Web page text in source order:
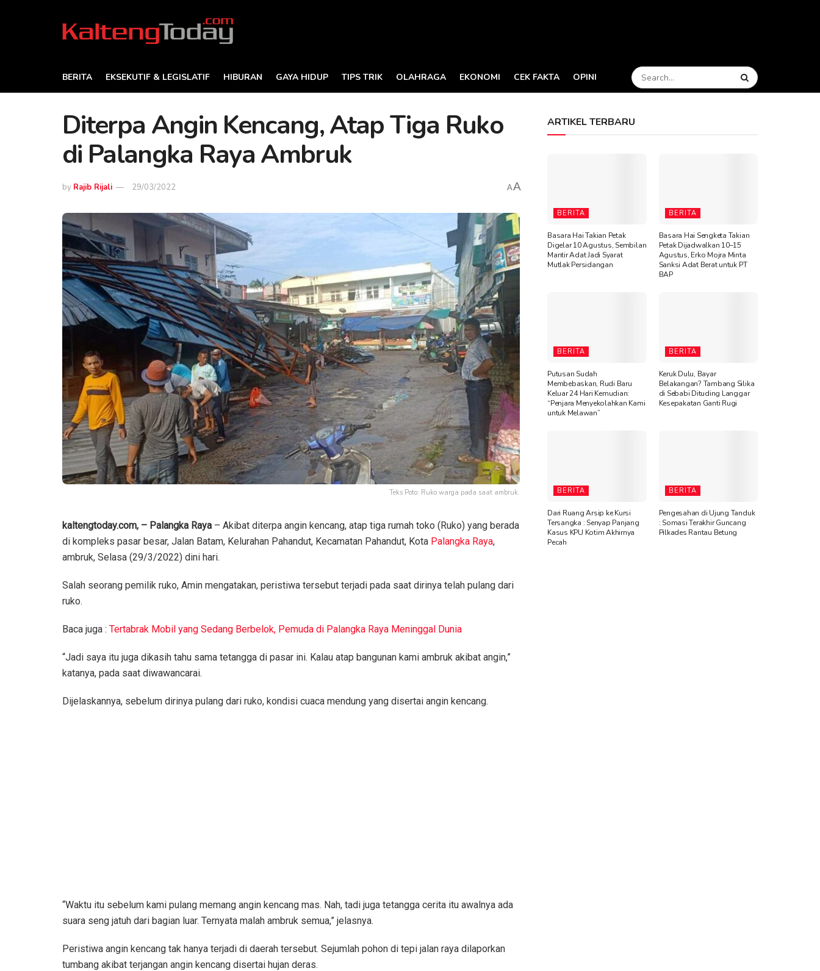
BERITA EKSEKUTIF & LEGISLATIF HIBURAN GAYA HIDUP TIPS TRIK OLAHRAGA EKONOMI CEK FAKTA OPINI
Diterpa Angin Kencang, Atap Tiga Ruko
di Palangka Raya Ambruk
by Rajib Rijali 29/03/2022 AA
Teks Poto: Ruko warga pada saat ambruk.
kaltengtoday.com, – Palangka Raya – Akibat diterpa angin kencang, atap tiga rumah toko (Ruko) yang berada
di kompleks pasar besar, Jalan Batam, Kelurahan Pahandut, Kecamatan Pahandut, Kota Palangka Raya,
ambruk, Selasa (29/3/2022) dini hari.
Salah seorang pemilik ruko, Amin mengatakan, peristiwa tersebut terjadi pada saat dirinya telah pulang dari
ruko.
Baca juga : Tertabrak Mobil yang Sedang Berbelok, Pemuda di Palangka Raya Meninggal Dunia
“Jadi saya itu juga dikasih tahu sama tetangga di pasar ini. Kalau atap bangunan kami ambruk akibat angin,”
katanya, pada saat diwawancarai.
Dijelaskannya, sebelum dirinya pulang dari ruko, kondisi cuaca mendung yang disertai angin kencang.
“Waktu itu sebelum kami pulang memang angin kencang mas. Nah, tadi juga tetangga cerita itu awalnya ada
suara seng jatuh dari bagian luar. Ternyata malah ambruk semua,” jelasnya.
Peristiwa angin kencang tak hanya terjadi di daerah tersebut. Sejumlah pohon di tepi jalan raya dilaporkan
tumbang akibat terjangan angin kencang disertai hujan deras.
ARTIKEL TERBARU
BERITA
Basara Hai Takian Petak
Digelar 10 Agustus, Sembilan
Mantir Adat Jadi Syarat
Mutlak Persidangan
BERITA
Basara Hai Sengketa Takian
Petak Dijadwalkan 10–15
Agustus, Erko Mojra Minta
Sanksi Adat Berat untuk PT
BAP
BERITA
Putusan Sudah
Membebaskan, Rudi Baru
Keluar 24 Hari Kemudian:
“Penjara Menyekolahkan Kami
untuk Melawan”
BERITA
Keruk Dulu, Bayar
Belakangan? Tambang Silika
di Sebabi Dituding Langgar
Kesepakatan Ganti Rugi
BERITA
Dari Ruang Arsip ke Kursi
Tersangka : Senyap Panjang
Kasus KPU Kotim Akhirnya
Pecah
BERITA
Pengesahan di Ujung Tanduk
: Somasi Terakhir Guncang
Pilkades Rantau Betung